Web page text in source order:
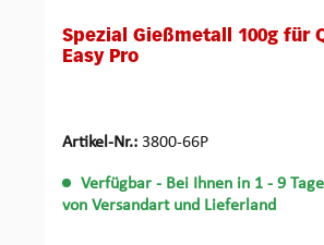
Spezial Gießmetall 100g für
Easy Pro
Artikel-Nr.: 3800-66P
Verfügbar - Bei Ihnen in 1 - 9
von Versandart und Lieferland